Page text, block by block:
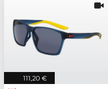
111,20 €